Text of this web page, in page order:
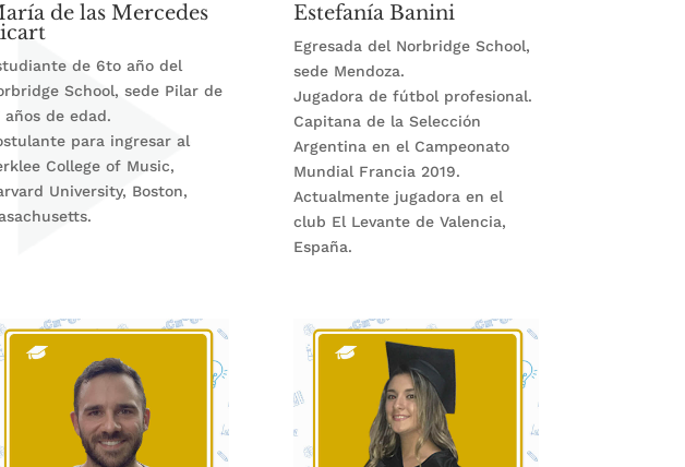
de las Mercedes
de 6to año del
School, sede Pilar de
años de edad.
para ingresar al
College of Music,
University, Boston,
Estefanía Banini
Egresada del Norbridge School,
sede Mendoza.
Jugadora de fútbol profesional.
Capitana de la Selección
Argentina en el Campeonato
Mundial Francia 2019.
Actualmente jugadora en el
club El Levante de Valencia,
España.